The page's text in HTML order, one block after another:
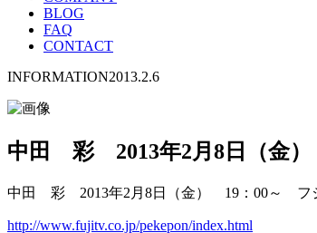
BLOG
FAQ
CONTACT
INFORMATION2013.2.6
中田 彩 2013年2月8日（金
中田 彩 2013年2月8日（金） 19：00～ フジ
http://www.fujitv.co.jp/pekepon/index.html